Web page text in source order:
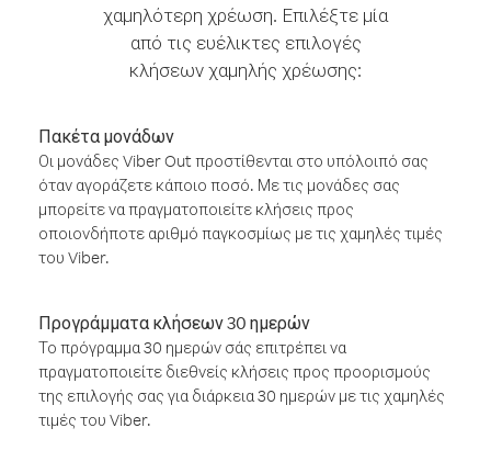
χαμηλότερη χρέωση. Επιλέξτε μία
από τις ευέλικτες επιλογές
κλήσεων χαμηλής χρέωσης:
Πακέτα μονάδων
Οι μονάδες Viber Out προστίθενται στο υπόλοιπό σας
όταν αγοράζετε κάποιο ποσό. Με τις μονάδες σας
μπορείτε να πραγματοποιείτε κλήσεις προς
οποιονδήποτε αριθμό παγκοσμίως με τις χαμηλές τιμές
του Viber.
Προγράμματα κλήσεων 30 ημερών
Το πρόγραμμα 30 ημερών σάς επιτρέπει να
πραγματοποιείτε διεθνείς κλήσεις προς προορισμούς
της επιλογής σας για διάρκεια 30 ημερών με τις χαμηλές
τιμές του Viber.